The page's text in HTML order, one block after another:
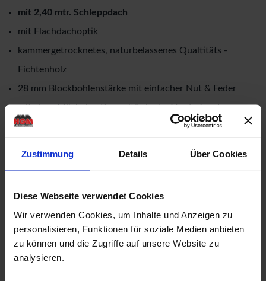
Zustimmung Details Über Cookies
Diese Webseite verwendet Cookies
Wir verwenden Cookies, um Inhalte und Anzeigen zu
personalisieren, Funktionen für soziale Medien anbieten
zu können und die Zugriffe auf unsere Website zu
analysieren.
mit 2,40 mtr. Schleppdach
mit Flachdachoptik
kammergetrocknetes, naturbelassenes Qualtitäts -
Fichtenholz
28 mm Blockbohlenstärke mit einfacher Nut & Feder
mit einer Milchglas-Doppeltür in der Vorderfront
Rahmenaußenmaße der Tür: Breite: 1,50 mtr. x Höhe:
16 mm Nut & Feder Holz für Dachbereich
ohne Fussboden & Unterkonstruktion
mit Milchglaseinsätzen als kostenlose Beigabe
mit einer ausführlichen, deutschen Montageanleitung